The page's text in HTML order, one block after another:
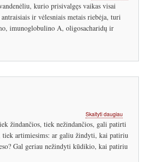
kurio prisivalgęs vaikas visai
ir vėlesniais metais riebėja, turi
imunoglobulino A, oligosacharidų ir
Skaityti daugiauapie
Ar
žindyti,
jeigu
žindančios, tiek nežindančios, gali patirti
artimiesims: ar galiu žindyti, kai patiriu
Gal geriau nežindyti kūdikio, kai patiriu